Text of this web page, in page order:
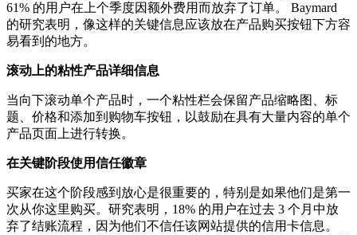
61% 的用户在上个季度因额外费用而放弃了订单。 Baymard
的研究表明，像这样的关键信息应该放在产品购买按钮下方容
易看到的地方。
滚动上的粘性产品详细信息
当向下滚动单个产品时，一个粘性栏会保留产品缩略图、标
题、价格和添加到购物车按钮，以鼓励在具有大量内容的单个
产品页面上进行转换。
在关键阶段使用信任徽章
买家在这个阶段感到放心是很重要的，特别是如果他们是第一
次从你这里购买。研究表明，18% 的用户在过去 3 个月中放
弃了结账流程，因为他们不信任该网站提供的信用卡信息。